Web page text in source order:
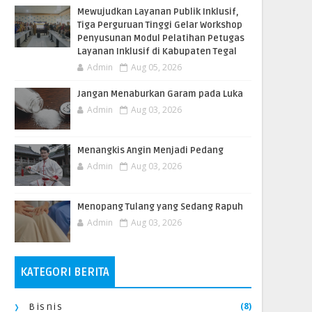
​Mewujudkan Layanan Publik Inklusif,
Tiga Perguruan Tinggi Gelar Workshop
Penyusunan Modul Pelatihan Petugas
Layanan Inklusif di Kabupaten Tegal
Admin Aug 05, 2026
Jangan Menaburkan Garam pada Luka
Admin Aug 03, 2026
Menangkis Angin Menjadi Pedang
Admin Aug 03, 2026
Menopang Tulang yang Sedang Rapuh
Admin Aug 03, 2026
KATEGORI BERITA
Bisnis (8)